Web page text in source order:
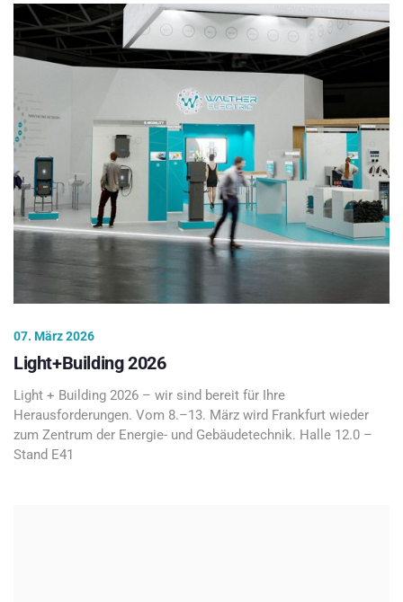
07. März 2026
Light+Building 2026
Light + Building 2026 – wir sind bereit für Ihre
Herausforderungen. Vom 8.–13. März wird Frankfurt wieder
zum Zentrum der Energie- und Gebäudetechnik. Halle 12.0 –
Stand E41